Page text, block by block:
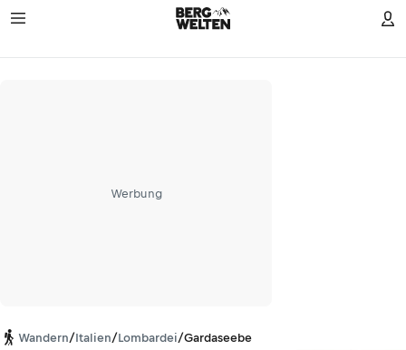
Werbung
Wandern/Italien/Lombardei/Gardaseeberge